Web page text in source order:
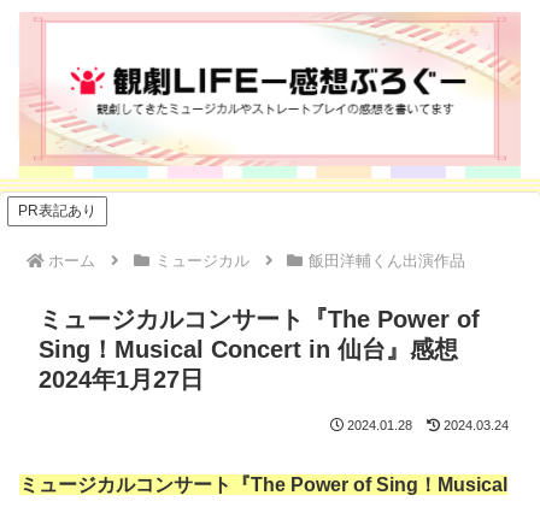
PR表記あり
ホーム ミュージカル 飯田洋輔くん出演作品
ミュージカルコンサート『The Power of
Sing！Musical Concert in 仙台』感想
2024年1月27日
2024.01.28 2024.03.24
ミュージカルコンサート『The Power of Sing！Musical